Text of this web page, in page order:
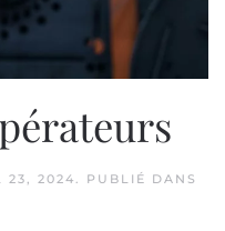
23, 2024. PUBLIÉ DANS